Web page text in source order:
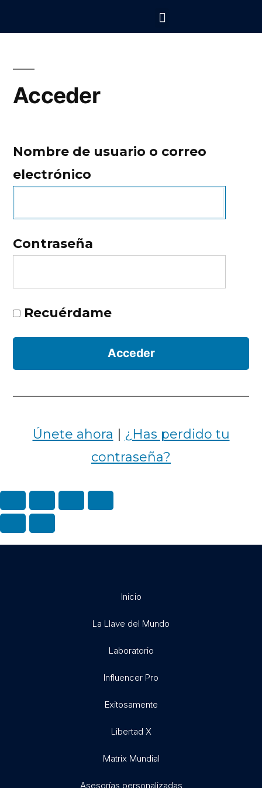
Acceder
Nombre de usuario o correo
electrónico
Contraseña
Recuérdame
Únete ahora
¿Has perdido tu
contraseña?
Inicio
La Llave del Mundo
Laboratorio
Influencer Pro
Exitosamente
Libertad X
Matrix Mundial
Asesorías personalizadas